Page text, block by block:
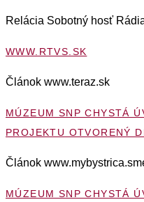
Relácia Sobotný hosť
WWW.RTVS.SK
Článok www.teraz.sk
MÚZEUM SNP CHYSTÁ
PROJEKTU OTVORENÝ
Článok
MÚZEUM SNP CHYSTÁ